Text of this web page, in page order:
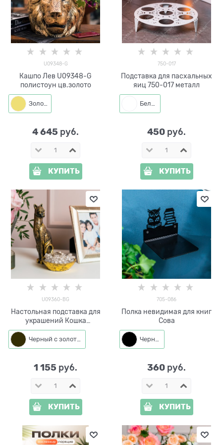
U09348-G
Кашпо Лев U09348-G
полистоун цв.золото
Золото
4 645 руб.
КУПИТЬ
750-017
Подставка для пасхальных
яиц 750-017 металл
Белый
450 руб.
КУПИТЬ
U09360-BG
Настольная подставка для
украшений Кошка
полистоун цв.черный с
золотом
Черный с золотом
1 155 руб.
КУПИТЬ
705-086
Полка невидимая для книг
Сова
Черный
360 руб.
КУПИТЬ